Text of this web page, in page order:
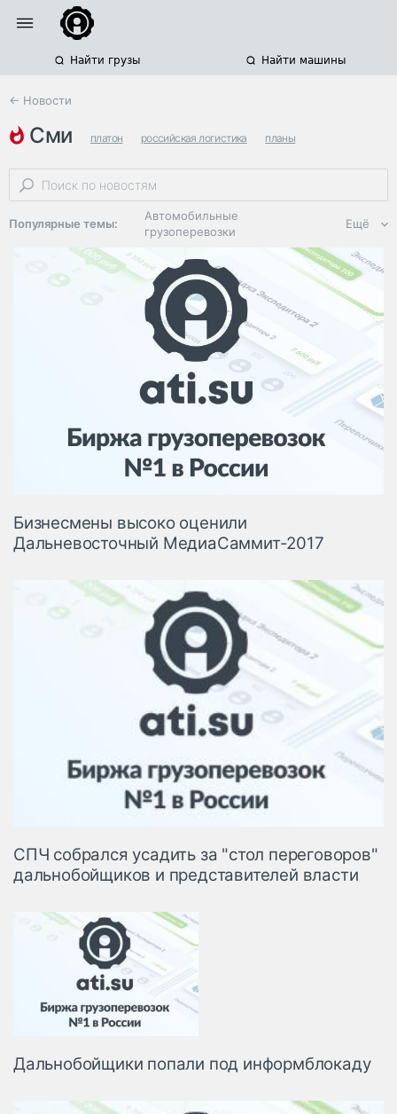
Найти грузы Найти машины
← Новости
сми платон российская логистика планы
Популярные темы:
Автомобильные
грузоперевозки
Региональная
логистика
ЭДО, ИТ в
логистике
Дороги,
инфраструктура
Логистика, грузы
Негабаритные и
опасные грузы
Безопасность и
Таможня и ВЭД
терминалы
Коммерческий
транспорт
Спецтехника
Автосервис,
запчасти, шины
автохимия
Ещё
Бизнесмены высоко оценили
Дальневосточный МедиаСаммит-2017
СПЧ собрался усадить за "стол переговоров"
дальнобойщиков и представителей власти
Дальнобойщики попали под информблокаду